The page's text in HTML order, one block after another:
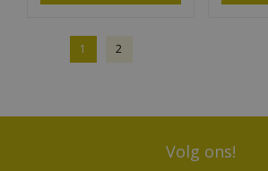
1 2
Volg ons!